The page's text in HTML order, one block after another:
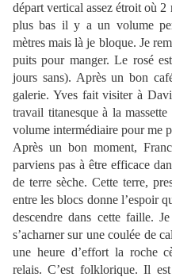
départ vertical assez étroit où 2
plus bas il y a un volume
mètres mais là je bloque. Je
puits pour manger. Le rosé
jours sans). Après un bon
galerie. Yves fait visiter à
travail titanesque à la
volume intermédiaire pour me
Après un bon moment,
parviens pas à être efficace
de terre sèche. Cette terre,
entre les blocs donne l’espoir
descendre dans cette faille.
s’acharner sur une coulée de
une heure d’effort la roche
relais. C’est folklorique. Il